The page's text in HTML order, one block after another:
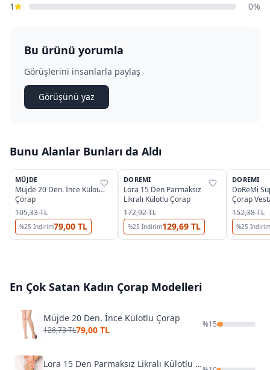
1
0%
Bu ürünü yorumla
Görüşlerini insanlarla paylaş
Görüşünü yaz
Bunu Alanlar Bunları da Aldı
%39
MÜJDE
Müjde 20 Den. İnce Külotlu
Çorap
105,33 TL
%25 İndirim79,00 TL
%45
DOREMI
Lora 15 Den Parmaksız
Likralı Külotlu Çorap
172,92 TL
%25 İndirim129,69 TL
%40
DOREMI
DoReMi
Çorap
152,38 TL
%25 İndirim
En Çok Satan Kadın Çorap Modelleri
Müjde 20 Den. İnce Külotlu Çorap
128,73 TL79,00 TL
%15
Lora 15 Den Parmaksız Likralı Külotlu Çorap